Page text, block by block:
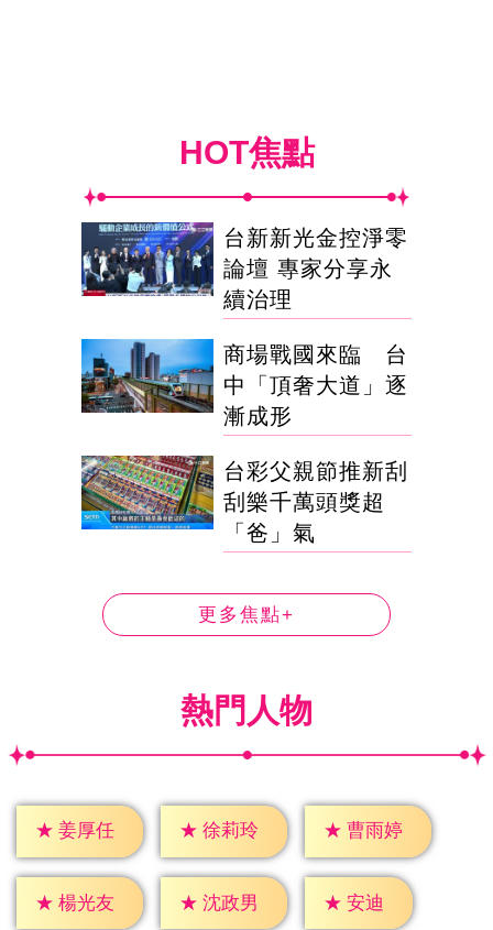
HOT焦點
台新新光金控淨零
論壇 專家分享永
續治理
商場戰國來臨 台
中「頂奢大道」逐
漸成形
台彩父親節推新刮
刮樂千萬頭獎超
「爸」氣
更多焦點+
熱門人物
★ 姜厚任 ★ 徐莉玲 ★ 曹雨婷
★ 楊光友 ★ 沈政男 ★ 安迪